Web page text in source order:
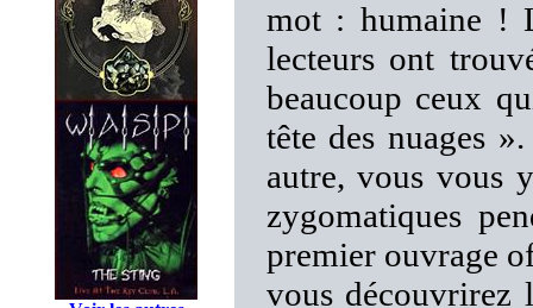
mot : humaine !
lecteurs ont
beaucoup ceux
tête des nuages
autre, vous vous
zygomatiques
premier ouvrage
vous découvrirez